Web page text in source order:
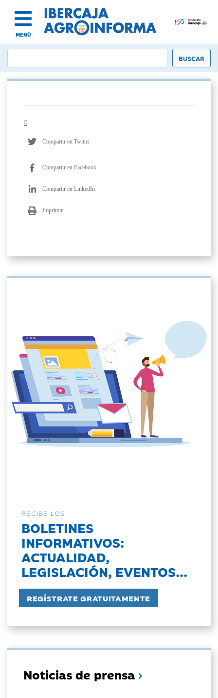
MENÚ
Compartir en Twitter
Compartir en Facebook
Compartir en LinkedIn
Imprimir
RECIBE LOS
BOLETINES
INFORMATIVOS:
ACTUALIDAD,
LEGISLACIÓN, EVENTOS...
Noticias de prensa